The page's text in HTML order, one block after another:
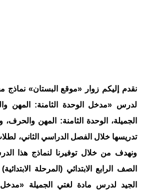
نقدم إليكم زوار «موقع البستان» نماذج
لدرس «مدخل الوحدة الثامنة: المهن
الجميلة، الوحدة الثامنة: المهن
تدريسها خلال الفصل الدراسي الثاني،
ونهدف من خلال توفيرنا لنماذج هذا
الصف الرابع الابتدائي (المرحلة
الجيد لدرس مادة لغتي الجميلة «مدخل